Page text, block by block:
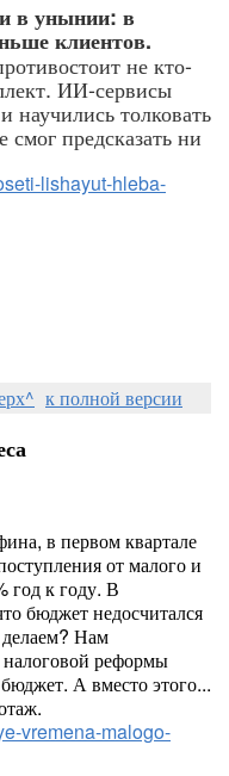
в унынии: в
клиентов.
не кто-
ИИ-сервисы
научились толковать
предсказать ни
lishayut-hleba-
к полной версии
в первом квартале
от малого и
год к году. В
бюджет недосчитался
Нам
реформы
А вместо этого...
vremena-malogo-